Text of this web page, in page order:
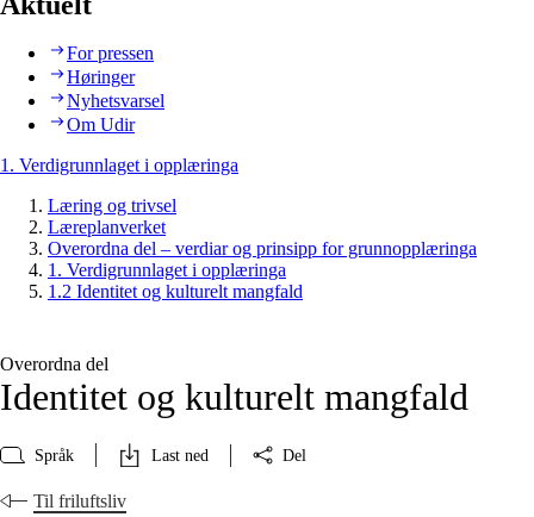
For pressen
Høringer
Nyhetsvarsel
Om Udir
1. Verdigrunnlaget i opplæringa
Læring og trivsel
Læreplanverket
Overordna del – verdiar og prinsipp for grunnopplæringa
1. Verdigrunnlaget i opplæringa
1.2 Identitet og kulturelt mangfald
Overordna del
Identitet og kulturelt mangfald
Språk Last ned Del
Til friluftsliv